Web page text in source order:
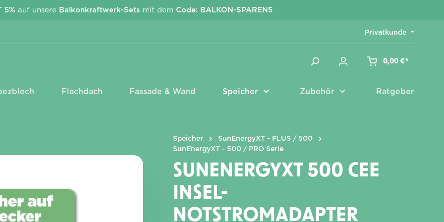
5% auf unsere Balkonkraftwerk-Sets mit dem Code: BALKON-SPAREN5
Privatkunde
0,00 €*
Flachdach Fassade & Wand Speicher Zubehör Ratgeber
DeyeSpeicher
SunEnergyXT - PLUS / 500
SunEnergyXT - 500 / PRO Serie
SUNENERGYXT 500 CEE
INSEL-
NOTSTROMADAPTER